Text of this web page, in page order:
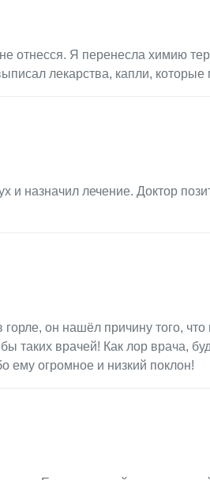
отнесся. Я перенесла химию
лекарства, капли, которые
назначил лечение. Доктор
он нашёл причину того,
таких врачей! Как лор врача,
ему огромное и низкий поклон!